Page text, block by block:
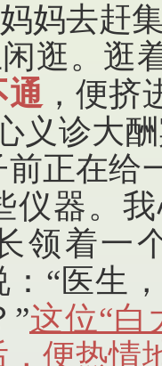
妈去赶
逛。逛
通 ，便
义诊大
正在给
仪器。
领着一
：“医生
”这位“白
便热情